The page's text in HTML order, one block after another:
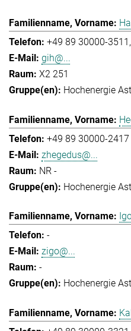
+49 89 30000-3511
gih@...
X2 251
Hochenergie
+49 89 30000-2417
zhegedus@...
NR -
Hochenergie
-
zigo@...
-
Hochenergie